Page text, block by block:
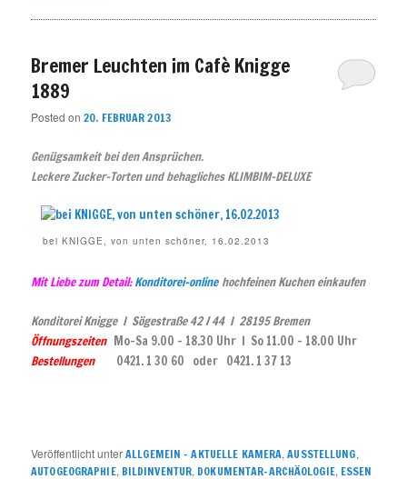
Bremer Leuchten im Cafè Knigge
1889
Posted on20. FEBRUAR 2013
Genügsamkeit bei den Ansprüchen.
Leckere Zucker-Torten und behagliches KLIMBIM-DELUXE
bei KNIGGE, von unten schöner, 16.02.2013
Mit Liebe zum Detail:Konditorei-online hochfeinen Kuchen einkaufen
Konditorei Knigge I Sögestraße 42 / 44 I 28195 Bremen
Öffnungszeiten Mo-Sa 9.00 – 18.30 Uhr I So 11.00 – 18.00 Uhr
Bestellungen
0421. 1 30 60 oder 0421. 1 37 13
Veröffentlicht unterALLGEMEIN – AKTUELLE KAMERA,AUSSTELLUNG,
AUTOGEOGRAPHIE, BILDINVENTUR, DOKUMENTAR-ARCHÄOLOGIE, ESSEN